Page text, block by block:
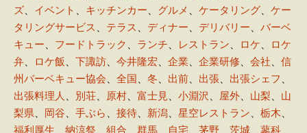
ズ
イベント キッチンカー グルメ ケータリング
ケー
タリングサービス
テラス ディナー デリバリー
バーベ
キュー
フードトラック ランチ レストラン ロケ
ロケ
弁
ロケ飯 下諏訪 今井隆宏 企業 企業研修 会社
信
州バーベキュー協会
全国 冬 出前 出張 出張シェフ
出張料理人
別荘 原村 富士見 小淵沢 屋外 山梨
山
梨県
岡谷 手ぶら 接待 新潟 星空レストラン 栃木
福利厚生
納涼祭 組合 群馬 自宅 茅野 茨城 蓼科